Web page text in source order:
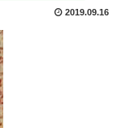
2019.09.16